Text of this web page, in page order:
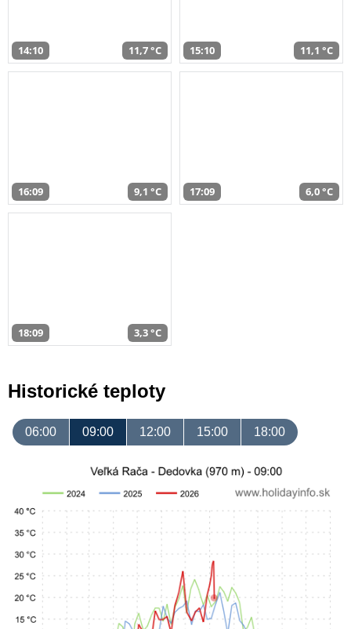
14:10 11,7 °C 15:10 11,1 °C
16:09 9,1 °C 17:09 6,0 °C
18:09 3,3 °C
Historické teploty
06:00 09:00 12:00 15:00 18:00